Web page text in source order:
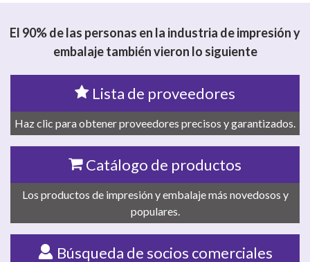
El 90% de las personas en la industria de impresión y
embalaje también vieron lo siguiente
Lista de proveedores
Haz clic para obtener proveedores precisos y garantizados.
Catálogo de productos
Los productos de impresión y embalaje más novedosos y
populares.
Búsqueda de socios comerciales